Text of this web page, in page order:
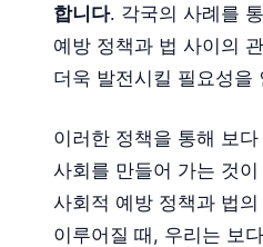
합니다. 각국의 사례를
예방 정책과 법 사이의
더욱 발전시킬 필요성을
이러한 정책을 통해 보
사회를 만들어 가는 것
사회적 예방 정책과 법
이루어질 때, 우리는 보